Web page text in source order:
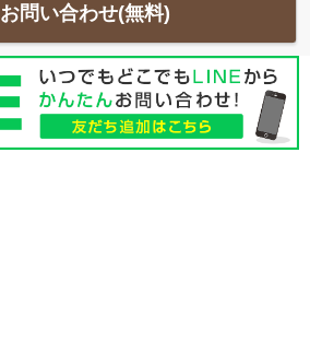
お問い合わせ(無料)